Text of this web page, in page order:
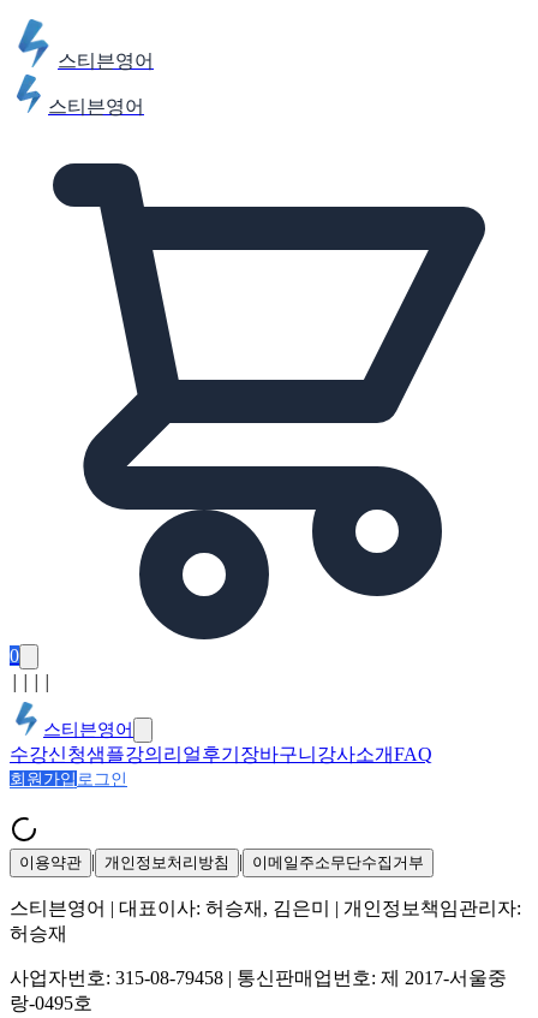
스티븐영어
스티븐영어
0
스티븐영어
수강신청샘플강의 리얼후기 장바구니 강사소개FAQ
회원가입 로그인
이용약관 | 개인정보처리방침 | 이메일주소무단수집거부
스티븐영어 | 대표이사: 허승재, 김은미
| 개인정보책임관리자:
허승재
사업자번호: 315-08-79458 | 통신판매업번호: 제 2017-서울중
랑-0495호